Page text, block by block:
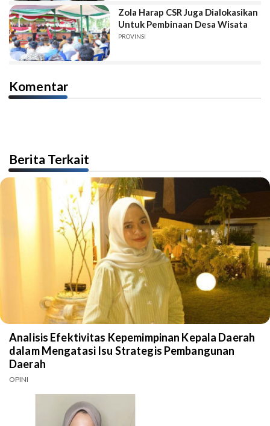
Zola Harap CSR Juga Dialokasikan
Untuk Pembinaan Desa Wisata
PROVINSI
Komentar
Berita Terkait
Analisis Efektivitas Kepemimpinan Kepala Daerah
dalam Mengatasi Isu Strategis Pembangunan
Daerah
OPINI